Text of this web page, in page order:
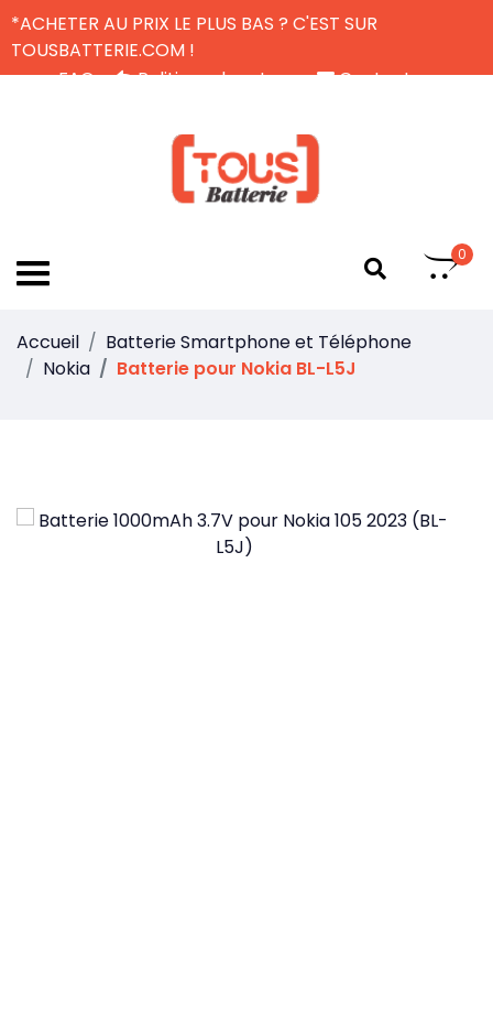
*ACHETER AU PRIX LE PLUS BAS ? C'EST SUR
TOUSBATTERIE.COM !
FAQ
Politique de retour
Contactez-nous
0
Accueil
Batterie Smartphone et Téléphone
Nokia
Batterie pour Nokia BL-L5J